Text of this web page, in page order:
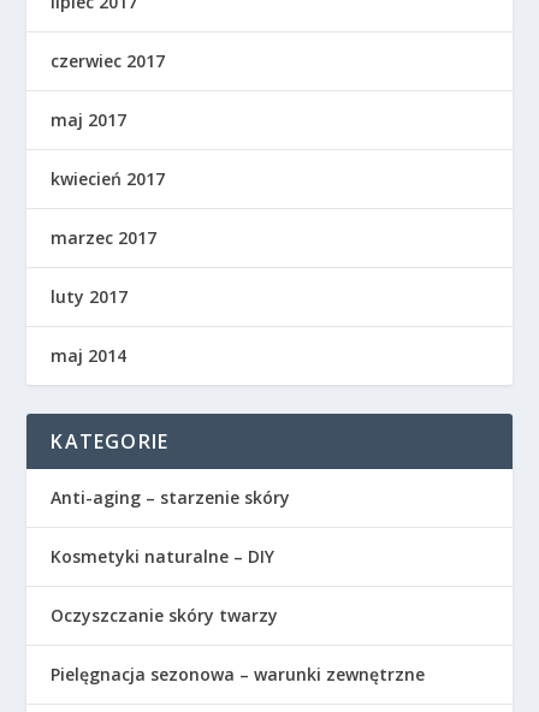
czerwiec 2017
maj 2017
kwiecień 2017
marzec 2017
luty 2017
maj 2014
KATEGORIE
Anti-aging – starzenie skóry
Kosmetyki naturalne – DIY
Oczyszczanie skóry twarzy
Pielęgnacja sezonowa – warunki zewnętrzne